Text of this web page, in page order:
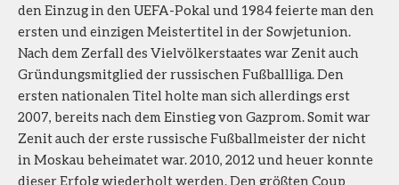
den Einzug in den UEFA-Pokal und 1984 feierte man den
ersten und einzigen Meistertitel in der Sowjetunion.
Nach dem Zerfall des Vielvölkerstaates war Zenit auch
Gründungsmitglied der russischen Fußballliga. Den
ersten nationalen Titel holte man sich allerdings erst
2007, bereits nach dem Einstieg von Gazprom. Somit war
Zenit auch der erste russische Fußballmeister der nicht
in Moskau beheimatet war. 2010, 2012 und heuer konnte
dieser Erfolg wiederholt werden. Den größten Coup